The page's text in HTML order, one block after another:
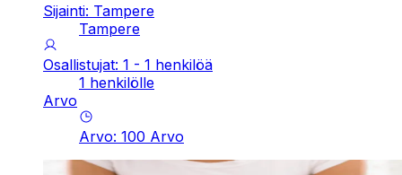
Sijainti: Tampere
Tampere
Osallistujat: 1 - 1 henkilöä
1 henkilölle
Arvo
Arvo: 100 Arvo